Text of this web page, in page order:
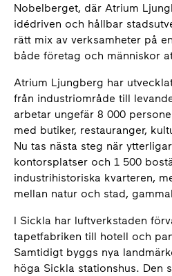
Nobelberget, där Atrium
idédriven och hållbar
rätt mix av verksamheter på
både företag och människor
Atrium Ljungberg har
från industriområde till
arbetar ungefär 8 000
med butiker, restauranger,
Nu tas nästa steg när
kontorsplatser och 1 500
industrihistoriska kvarteren,
mellan natur och stad,
I Sickla har luftverkstaden
tapetfabriken till hotell och
Samtidigt byggs nya
höga Sickla stationshus. Den